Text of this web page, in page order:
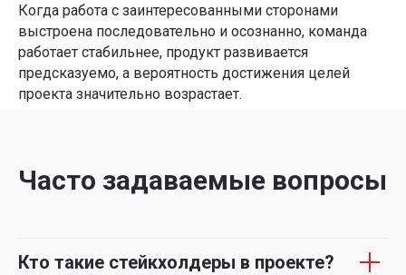
Когда работа с заинтересованными сторонами
выстроена последовательно и осознанно, команда
работает стабильнее, продукт развивается
предсказуемо, а вероятность достижения целей
проекта значительно возрастает.
Часто задаваемые вопросы
Кто такие стейкхолдеры в проекте?